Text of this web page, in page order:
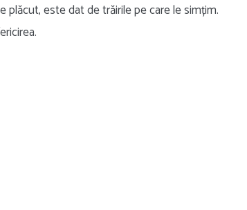
este dat de trăirile pe care le simțim.